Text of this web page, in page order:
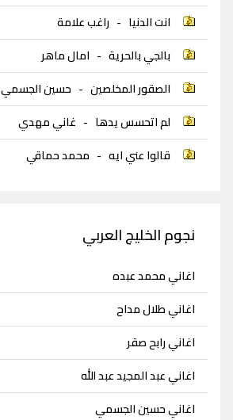
انت الدنيا - راغب علامة
بالجي بالحرية - امال ماهر
الصقور المخلصين - حسين الجسمي
لم اتحسس يدها - غاني مهدي
قالوا عني ايه - محمد حماقي
نجوم الخليج العربي
اغاني محمد عبده
اغاني طلال مداح
اغاني رابح صقر
اغاني عبد المجيد عبد الله
اغاني حسين الجسمي